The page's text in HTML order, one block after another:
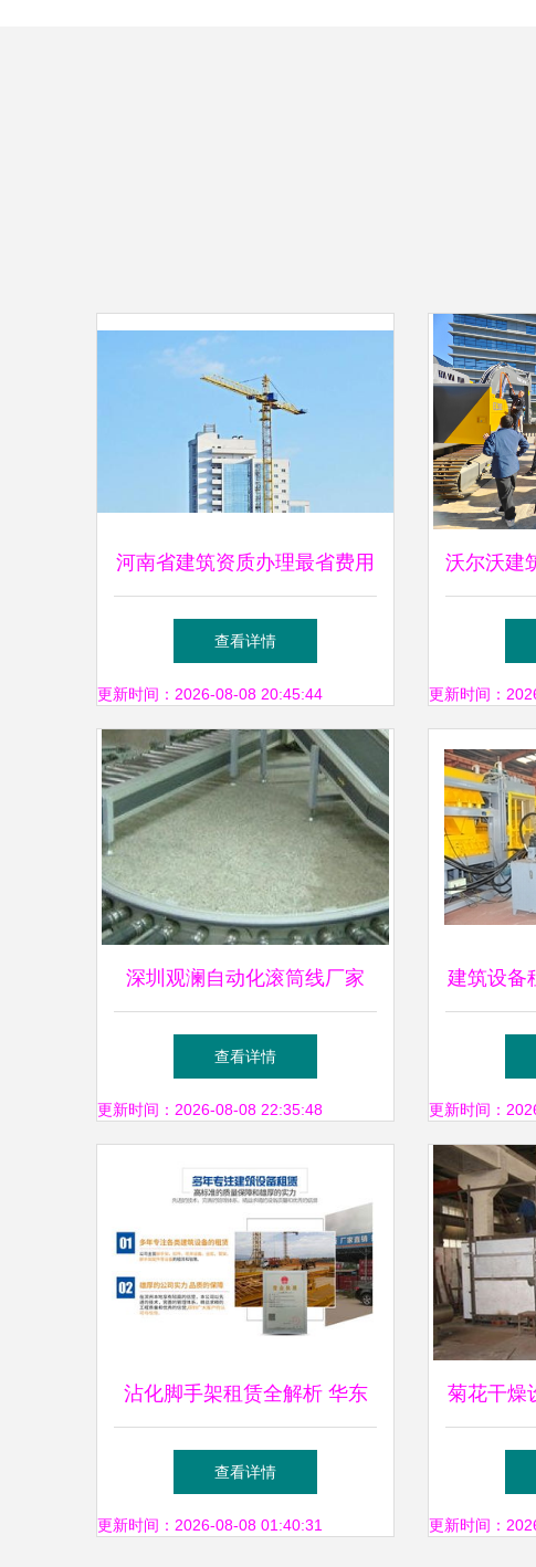
河南省建筑资质办理最省费用
四大秘诀
查看详情
更新时间：2026-08-08 20:45:44
沃尔沃建
作院校
举办 圆
更新时间：
深圳观澜自动化滚筒线厂家
专业定制助力工程机械与建筑
设备升级
查看详情
更新时间：2026-08-08 22:35:48
建筑设备
存｜
更新时间：
沾化脚手架租赁全解析 华东
设备厂家与博山区服务指南
查看详情
更新时间：2026-08-08 01:40:31
菊花干燥
更新时间：